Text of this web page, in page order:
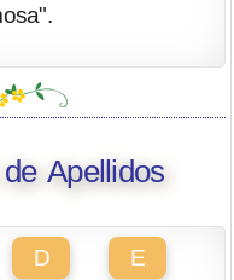
Apellidos
D E